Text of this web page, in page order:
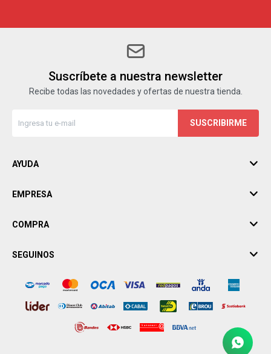
Suscríbete a nuestra newsletter
Recibe todas las novedades y ofertas de nuestra tienda.
SUSCRIBIRME
AYUDA
EMPRESA
COMPRA
SEGUINOS